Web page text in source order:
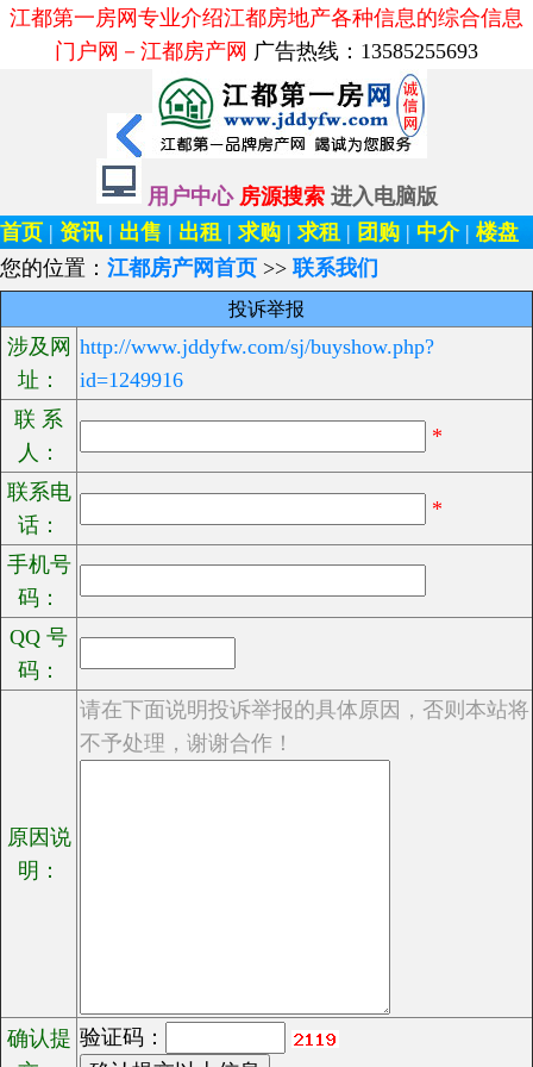
江都第一房网专业介绍江都房地产各种信息的综合信息
门户网－江都房产网 广告热线：13585255693
用户中心 房源搜索 进入电脑版
首页 | 资讯 | 出售 | 出租|求购 |求租| 团购 | 中介| 楼盘
您的位置： 江都房产网首页 >> 联系我们
投诉举报
涉及网
址：
http://www.jddyfw.com/sj/buyshow.php?
id=1249916
联 系
人：
*
联系电
话：
*
手机号
码：
QQ 号
码：
原因说
明：
请在下面说明投诉举报的具体原因，否则本站将
不予处理，谢谢合作！
确认提 验证码：